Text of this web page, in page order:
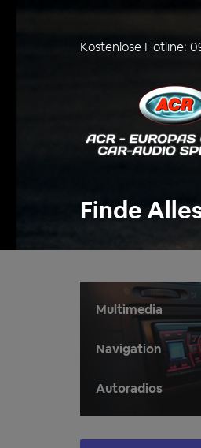
Kostenlose Hotline:
Finde
Multimedia
Navigation
Autoradios